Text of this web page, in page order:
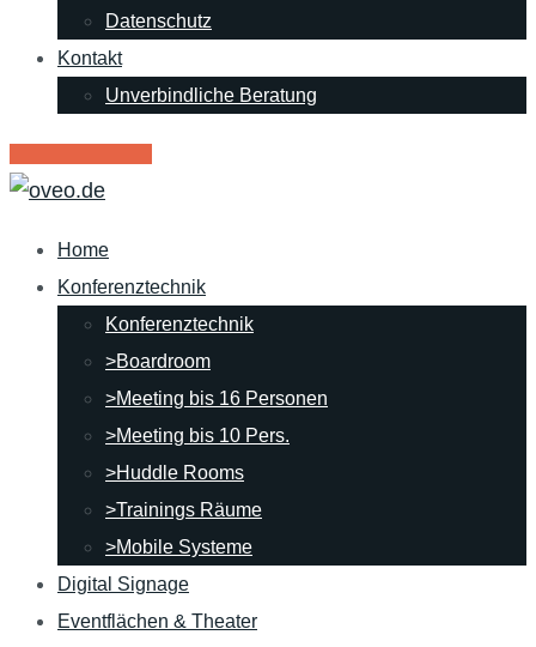
Datenschutz
Kontakt
Unverbindliche Beratung
Home
Konferenztechnik
Konferenztechnik
>Boardroom
>Meeting bis 16 Personen
>Meeting bis 10 Pers.
>Huddle Rooms
>Trainings Räume
>Mobile Systeme
Digital Signage
Eventflächen & Theater